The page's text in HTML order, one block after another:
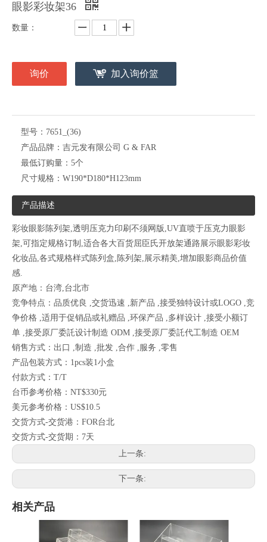
眼影彩妆架36
数量：
询价 加入询价篮
型号： 7651_(36)
产品品牌： 吉元发有限公司 G & FAR
最低订购量： 5个
尺寸规格： W190*D180*H123mm
产品描述
彩妆眼影陈列架,透明压克力印刷不须网版,UV直喷于压克力眼影
架,可指定规格订制,适合各大百货屈臣氏开放架通路展示眼影彩妆
化妆品,各式规格样式陈列盒,陈列架,展示精美,增加眼影商品价值
感.
原产地：台湾,台北市
竞争特点：品质优良 ,交货迅速 ,新产品 ,接受独特设计或LOGO ,竞
争价格 ,适用于促销品或礼赠品 ,环保产品 ,多样设计 ,接受小额订
单 ,接受原厂委託设计制造 ODM ,接受原厂委託代工制造 OEM
销售方式：出口 ,制造 ,批发 ,合作 ,服务 ,零售
产品包装方式：1pcs装1小盒
付款方式：T/T
台币参考价格：NT$330元
美元参考价格：US$10.5
交货方式-交货港：FOR台北
交货方式-交货期：7天
上一条:
下一条:
相关产品